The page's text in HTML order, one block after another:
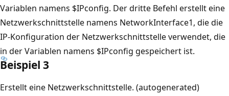
Variablen namens $IPconfig. Der dritte Befehl erstellt eine
Netzwerkschnittstelle namens NetworkInterface1, die die
IP-Konfiguration der Netzwerkschnittstelle verwendet, die
in der Variablen namens $IPconfig gespeichert ist.
Beispiel 3
Erstellt eine Netzwerkschnittstelle. (autogenerated)